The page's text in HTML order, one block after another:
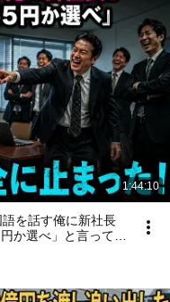
1:44:10
語を話す俺に新社長
か選べ」と言ってき